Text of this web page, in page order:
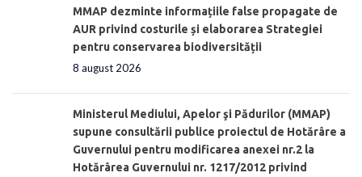
MMAP dezminte informațiile false propagate de
AUR privind costurile și elaborarea Strategiei
pentru conservarea biodiversității
8 august 2026
Ministerul Mediului, Apelor şi Pădurilor (MMAP)
supune consultării publice proiectul de Hotărâre a
Guvernului pentru modificarea anexei nr.2 la
Hotărârea Guvernului nr. 1217/2012 privind